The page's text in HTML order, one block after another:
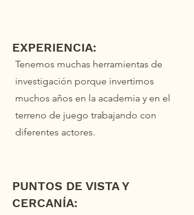
EXPERIENCIA:
Tenemos muchas herramientas de
investigación porque invertimos
muchos años en la academia y en el
terreno de juego trabajando con
diferentes actores.
PUNTOS DE VISTA Y
CERCANÍA: